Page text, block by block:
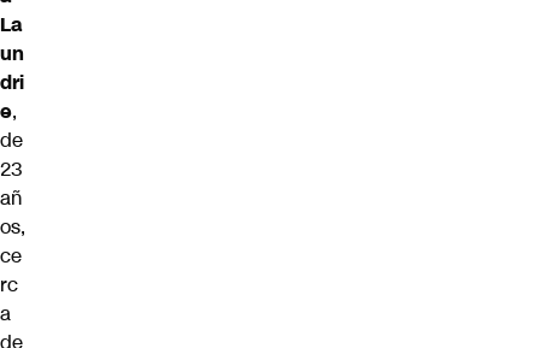
La
un
dri
e,
de
23
añ
os,
ce
rc
a